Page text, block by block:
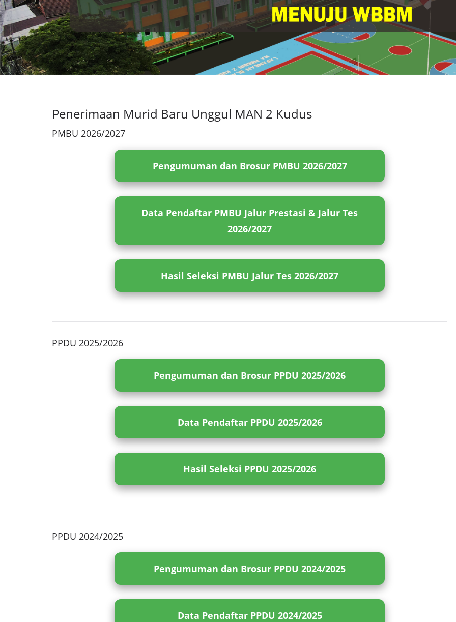
Penerimaan Murid Baru Unggul MAN 2 Kudus
PMBU 2026/2027
Pengumuman dan Brosur PMBU 2026/2027
Data Pendaftar PMBU Jalur Prestasi & Jalur Tes
2026/2027
Hasil Seleksi PMBU Jalur Tes 2026/2027
PPDU 2025/2026
Pengumuman dan Brosur PPDU 2025/2026
Data Pendaftar PPDU 2025/2026
Hasil Seleksi PPDU 2025/2026
PPDU 2024/2025
Pengumuman dan Brosur PPDU 2024/2025
Data Pendaftar PPDU 2024/2025